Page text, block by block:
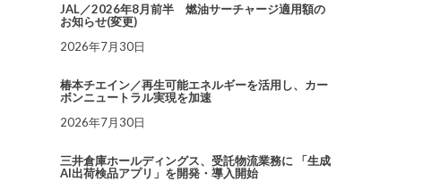
JAL／2026年8月前半 燃油サーチャージ適用額の
お知らせ(変更)
2026年7月30日
椿本チエイン／再生可能エネルギーを活用し、カー
ボンニュートラル実現を加速
2026年7月30日
三井倉庫ホールディングス、受託物流業務に 「生成
AI出荷検品アプリ」を開発・導入開始